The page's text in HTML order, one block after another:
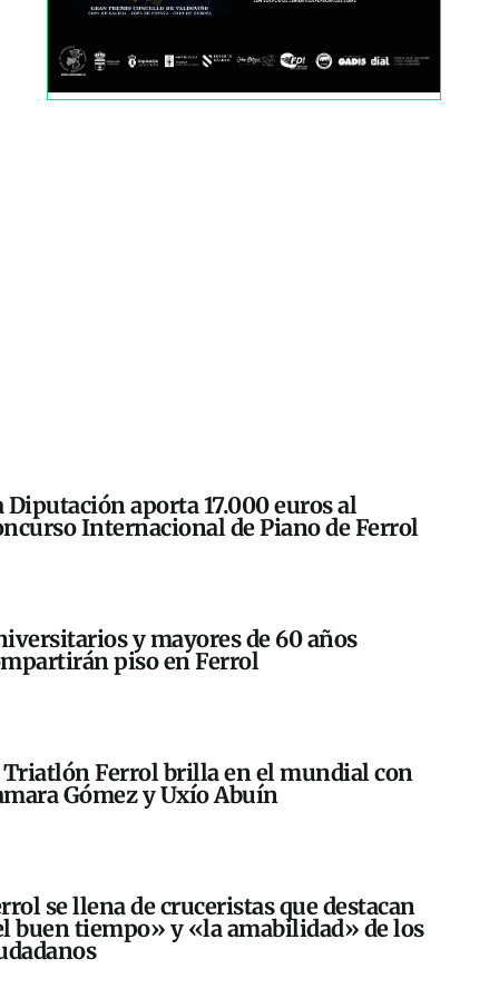
Diputación aporta 17.000 euros al
Internacional de Piano de Ferrol
y mayores de 60 años
piso en Ferrol
Ferrol brilla en el mundial con
Gómez y Uxío Abuín
se llena de cruceristas que destacan
buen tiempo» y «la amabilidad» de los